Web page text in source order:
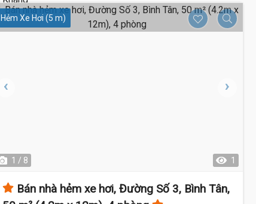
Hẻm Xe Hơi (5 m)
1 / 8 1
Bán nhà hẻm xe hơi, Đường Số 3, Bình Tân,